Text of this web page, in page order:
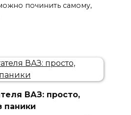
починить самому,
ВАЗ: просто,
паники